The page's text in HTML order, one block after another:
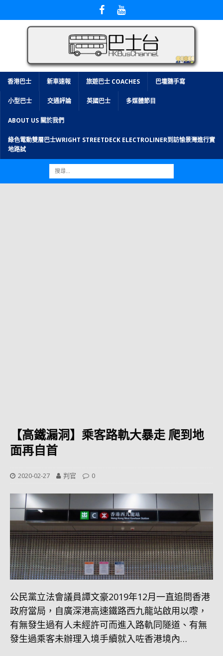
香港巴士 新車速報 旅遊巴士 COACHES 巴壇隨手寫
小型巴士 交通評論 英國巴士 多媒體節目
ABOUT US 關於我們
綠色電動雙層巴士WRIGHT STREETDECK ELECTROLINER到訪愉景灣進行實
地路試
【高鐵漏洞】乘客路軌大暴走 爬到地
面再自首
2020-02-27 判官 0
公民黨立法會議員譚文豪2019年12月一直追問香港
政府當局，自廣深港高速鐵路西九龍站啟用以嚟，
有無發生過有人未經許可而進入路軌同隧道、有無
發生過乘客未辦理入境手續就入咗香港境內…